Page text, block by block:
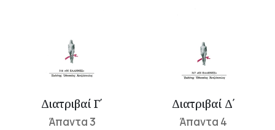
Διατριβαί Γ΄
Άπαντα 3
Διατριβαί Δ΄
Άπαντα 4